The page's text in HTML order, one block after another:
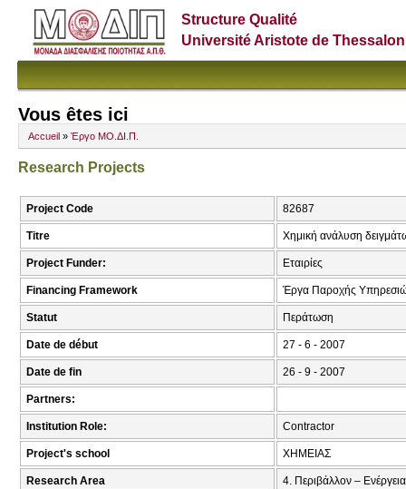
Structure Qualité
Université Aristote de
Vous êtes ici
Accueil » Έργο ΜΟ.ΔΙ.Π.
Research Projects
Project Code 82687
Titre Χημική ανάλυση
Project Funder: Εταιρίες
Financing Framework Έργα Παροχής
Statut Περάτωση
Date de début 27 - 6 - 2007
Date de fin 26 - 9 - 2007
Partners:
Institution Role: Contractor
Project's school ΧΗΜΕΙΑΣ
Research Area 4. Περιβάλλον – Ενέργεια